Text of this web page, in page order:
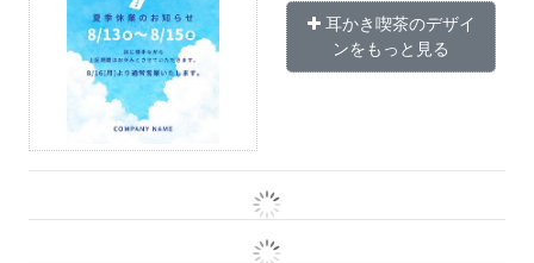
耳かき喫茶のデザイ
ンをもっと見る